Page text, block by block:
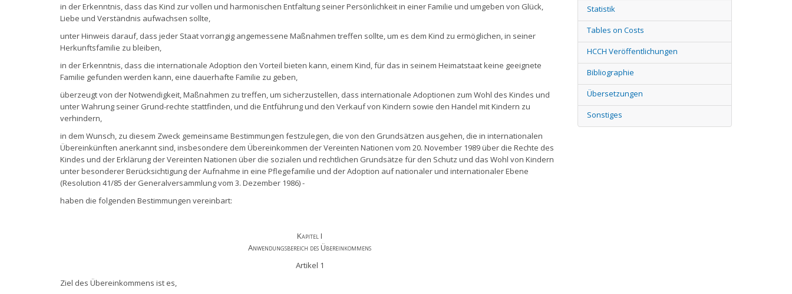
in der Erkenntnis, dass das Kind zur vollen und harmonischen Entfaltung seiner Persönlichkeit in einer Familie und umgeben von Glück,
Liebe und Verständnis aufwachsen sollte,
unter Hinweis darauf, dass jeder Staat vorrangig angemessene Maßnahmen treffen sollte, um es dem Kind zu ermöglichen, in seiner
Herkunftsfamilie zu bleiben,
in der Erkenntnis, dass die internationale Adoption den Vorteil bieten kann, einem Kind, für das in seinem Heimatstaat keine geeignete
Familie gefunden werden kann, eine dauerhafte Familie zu geben,
überzeugt von der Notwendigkeit, Maßnahmen zu treffen, um sicherzustellen, dass internationale Adoptionen zum Wohl des Kindes und
unter Wahrung seiner Grund-rechte stattfinden, und die Entführung und den Verkauf von Kindern sowie den Handel mit Kindern zu
verhindern,
in dem Wunsch, zu diesem Zweck gemeinsame Bestimmungen festzulegen, die von den Grundsätzen ausgehen, die in internationalen
Übereinkünften anerkannt sind, insbesondere dem Übereinkommen der Vereinten Nationen vom 20. November 1989 über die Rechte des
Kindes und der Erklärung der Vereinten Nationen über die sozialen und rechtlichen Grundsätze für den Schutz und das Wohl von Kindern
unter besonderer Berücksichtigung der Aufnahme in eine Pflegefamilie und der Adoption auf nationaler und internationaler Ebene
(Resolution 41/85 der Generalversammlung vom 3. Dezember 1986) -
haben die folgenden Bestimmungen vereinbart:
Kapitel I
Anwendungsbereich des Übereinkommens
Artikel 1
Ziel des Übereinkommens ist es,
Statistik
Tables on Costs
HCCH Veröffentlichungen
Bibliographie
Übersetzungen
Sonstiges